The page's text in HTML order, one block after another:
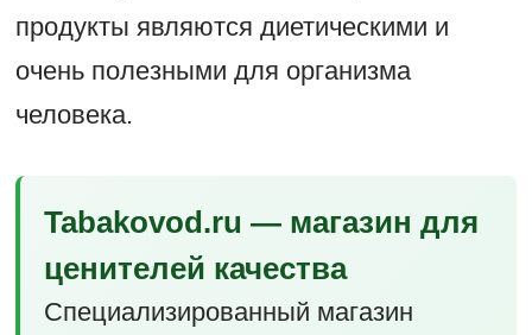
продукты являются диетическими и
очень полезными для организма
человека.
Tabakovod.ru — магазин для
ценителей качества
Специализированный магазин